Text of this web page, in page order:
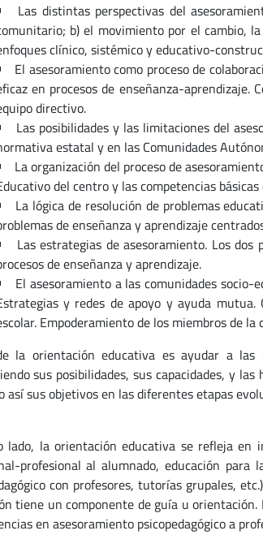
Las distintas perspectivas del
b) el movimiento por el cambio,
clínico, sistémico y educativo-
El asesoramiento como proceso de
en procesos de enseñanza-aprendizaje.
directivo.
Las posibilidades y las limitaciones del
estatal y en las Comunidades
La organización del proceso de
del centro y las competencias
La lógica de resolución de problemas
de enseñanza y aprendizaje
Las estrategias de asesoramiento. Los
de enseñanza y aprendizaje.
El asesoramiento a las comunidades
y redes de apoyo y ayuda
Empoderamiento de los miembros de la
la orientación educativa es ayudar a las
sus posibilidades, sus capacidades, y
así sus objetivos en las diferentes etapas
lado, la orientación educativa se refleja en
profesional al alumnado, educación para
con profesores, tutorías grupales,
tiene un componente de guía u
en asesoramiento psicopedagógico a